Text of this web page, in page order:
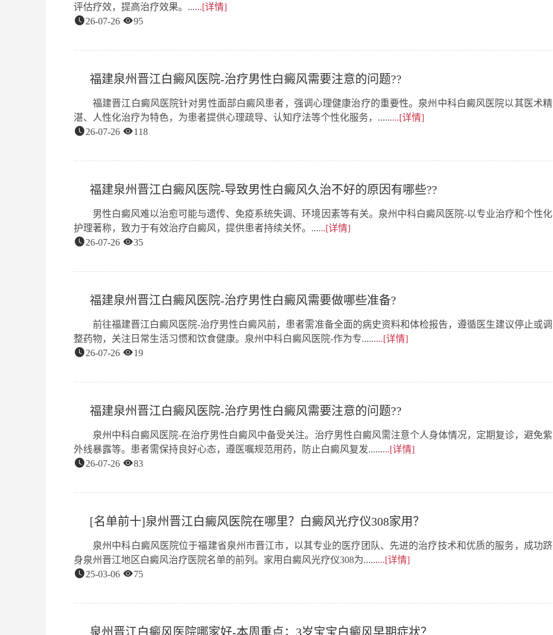
评估疗效，提高治疗效果。......[详情]
26-07-26
95
福建泉州晋江白癜风医院-治疗男性白癜风需要注意的问题??
福建晋江白癜风医院针对男性面部白癜风患者，强调心理健康治疗的重要性。泉州中科白癜风医院以其医术精
湛、人性化治疗为特色，为患者提供心理疏导、认知疗法等个性化服务，.........[详情]
26-07-26
118
福建泉州晋江白癜风医院-导致男性白癜风久治不好的原因有哪些??
男性白癜风难以治愈可能与遗传、免疫系统失调、环境因素等有关。泉州中科白癜风医院-以专业治疗和个性化
护理著称，致力于有效治疗白癜风，提供患者持续关怀。......[详情]
26-07-26
35
福建泉州晋江白癜风医院-治疗男性白癜风需要做哪些准备?
前往福建晋江白癜风医院-治疗男性白癜风前，患者需准备全面的病史资料和体检报告，遵循医生建议停止或调
整药物，关注日常生活习惯和饮食健康。泉州中科白癜风医院-作为专.........[详情]
26-07-26
19
福建泉州晋江白癜风医院-治疗男性白癜风需要注意的问题??
泉州中科白癜风医院-在治疗男性白癜风中备受关注。治疗男性白癜风需注意个人身体情况，定期复诊，避免紫
外线暴露等。患者需保持良好心态，遵医嘱规范用药，防止白癜风复发.........[详情]
26-07-26
83
[名单前十]泉州晋江白癜风医院在哪里？白癜风光疗仪308家用？
泉州中科白癜风医院位于福建省泉州市晋江市，以其专业的医疗团队、先进的治疗技术和优质的服务，成功跻
身泉州晋江地区白癜风治疗医院名单的前列。家用白癜风光疗仪308为.........[详情]
25-03-06
75
泉州晋江白癜风医院哪家好-本周重点；3岁宝宝白癜风早期症状？